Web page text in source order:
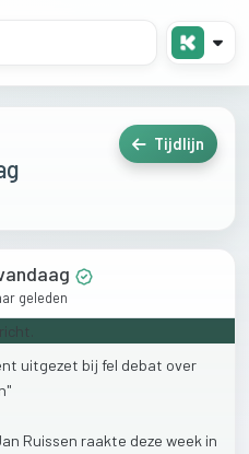
Tijdlijn
geleden
uitgezet bij fel debat over
Ruissen raakte deze week in